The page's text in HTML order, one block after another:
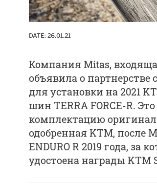
DATE: 26.01.21
Компания Mitas,
объявила о партнерстве
для установки на 2021
шин TERRA FORCE-R.
комплектацию
одобренная KTM, после
ENDURO R 2019 года,
удостоена награды KTM